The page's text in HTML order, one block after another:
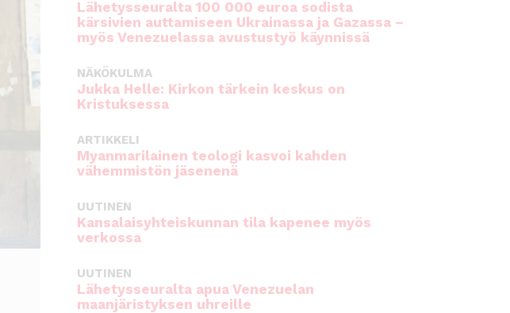
Lähetysseuralta 100 000 euroa sodista
kärsivien auttamiseen Ukrainassa ja Gazassa –
myös Venezuelassa avustustyö käynnissä
NÄKÖKULMA
Jukka Helle: Kirkon tärkein keskus on
Kristuksessa
ARTIKKELI
Myanmarilainen teologi kasvoi kahden
vähemmistön jäsenenä
UUTINEN
Kansalaisyhteiskunnan tila kapenee myös
verkossa
UUTINEN
Lähetysseuralta apua Venezuelan
maanjäristyksen uhreille